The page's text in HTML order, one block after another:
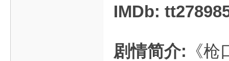
IMDb:
剧情简介: 《